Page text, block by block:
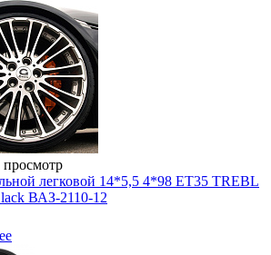
легковой 14*5,5 4*98 ET35 TREBL
ВАЗ-2110-12